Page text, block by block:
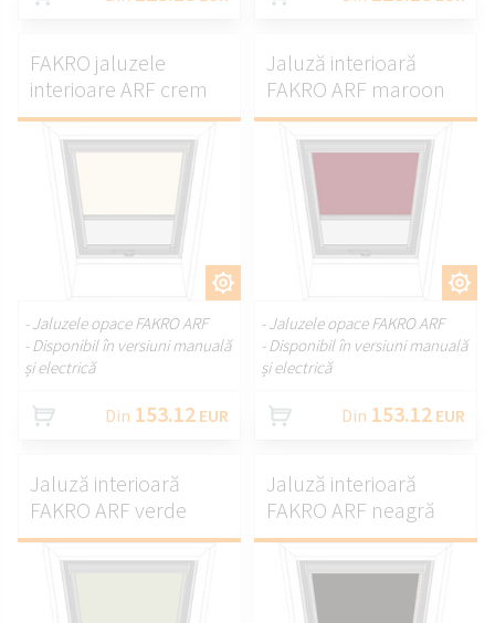
FAKRO jaluzele
interioare ARF crem
- Jaluzele opace FAKRO ARF
- Disponibil în versiuni manuală
și electrică
Din 153.12 EUR
Jaluză interioară
FAKRO ARF maroon
- Jaluzele opace FAKRO ARF
- Disponibil în versiuni manuală
și electrică
Din 153.12 EUR
Jaluză interioară
FAKRO ARF verde
Jaluză interioară
FAKRO ARF neagră